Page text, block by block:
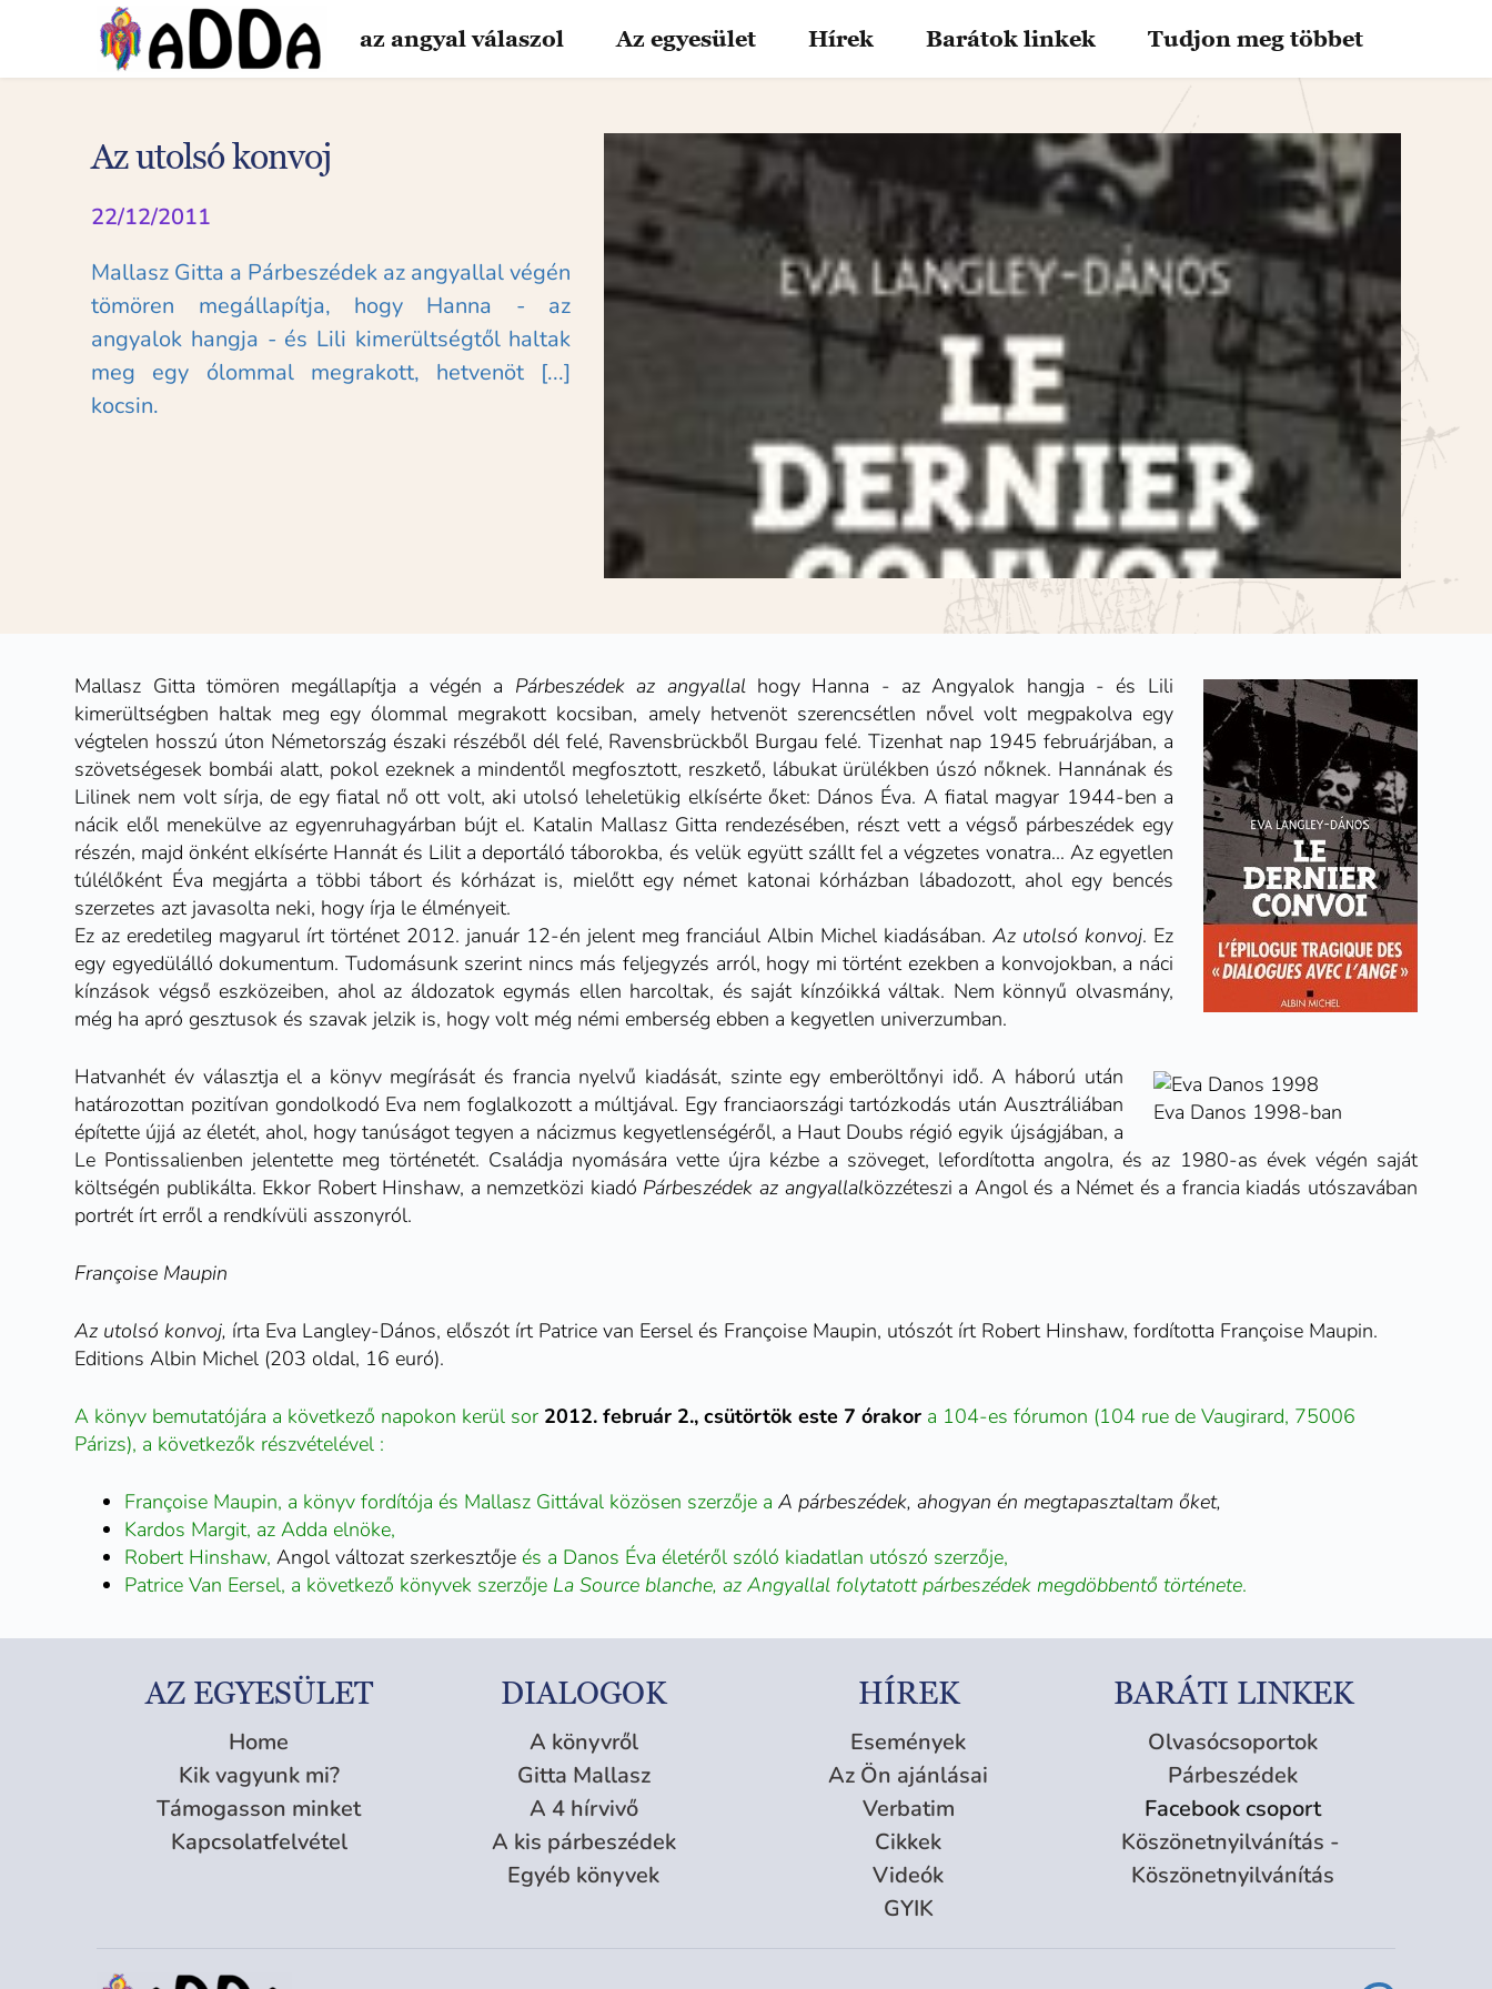
az angyal válaszol Az egyesület Hírek Barátok linkek Tudjon meg többet
Az utolsó konvoj
22/12/2011
Mallasz Gitta a Párbeszédek az angyallal végén
tömören megállapítja, hogy Hanna - az
angyalok hangja - és Lili kimerültségtől haltak
meg egy ólommal megrakott, hetvenöt [...]
kocsin.
Mallasz Gitta tömören megállapítja a végén a Párbeszédek az angyallalhogy Hanna - az Angyalok hangja - és Lili
kimerültségben haltak meg egy ólommal megrakott kocsiban, amely hetvenöt szerencsétlen nővel volt megpakolva egy
végtelen hosszú úton Németország északi részéből dél felé, Ravensbrückből Burgau felé. Tizenhat nap 1945 februárjában, a
szövetségesek bombái alatt, pokol ezeknek a mindentől megfosztott, reszkető, lábukat ürülékben úszó nőknek. Hannának és
Lilinek nem volt sírja, de egy fiatal nő ott volt, aki utolsó leheletükig elkísérte őket: Dános Éva. A fiatal magyar 1944-ben a
nácik elől menekülve az egyenruhagyárban bújt el. Katalin Mallasz Gitta rendezésében, részt vett a végső párbeszédek egy
részén, majd önként elkísérte Hannát és Lilit a deportáló táborokba, és velük együtt szállt fel a végzetes vonatra... Az egyetlen
túlélőként Éva megjárta a többi tábort és kórházat is, mielőtt egy német katonai kórházban lábadozott, ahol egy bencés
szerzetes azt javasolta neki, hogy írja le élményeit.
Ez az eredetileg magyarul írt történet 2012. január 12-én jelent meg franciául Albin Michel kiadásában. Az utolsó konvoj. Ez
egy egyedülálló dokumentum. Tudomásunk szerint nincs más feljegyzés arról, hogy mi történt ezekben a konvojokban, a náci
kínzások végső eszközeiben, ahol az áldozatok egymás ellen harcoltak, és saját kínzóikká váltak. Nem könnyű olvasmány,
még ha apró gesztusok és szavak jelzik is, hogy volt még némi emberség ebben a kegyetlen univerzumban.
Eva Danos 1998-ban
Hatvanhét év választja el a könyv megírását és francia nyelvű kiadását, szinte egy emberöltőnyi idő. A háború után
határozottan pozitívan gondolkodó Eva nem foglalkozott a múltjával. Egy franciaországi tartózkodás után Ausztráliában
építette újjá az életét, ahol, hogy tanúságot tegyen a nácizmus kegyetlenségéről, a Haut Doubs régió egyik újságjában, a
Le Pontissalienben jelentette meg történetét. Családja nyomására vette újra kézbe a szöveget, lefordította angolra, és az 1980-as évek végén saját
költségén publikálta. Ekkor Robert Hinshaw, a nemzetközi kiadó Párbeszédek az angyallalközzéteszi a Angolés a Németés a francia kiadás utószavában
portrét írt erről a rendkívüli asszonyról.
Françoise Maupin
Az utolsó konvoj, írta Eva Langley-Dános, előszót írt Patrice van Eersel és Françoise Maupin, utószót írt Robert Hinshaw, fordította Françoise Maupin.
Editions Albin Michel (203 oldal, 16 euró).
A könyv bemutatójára a következő napokon kerül sor 2012. február 2., csütörtök este 7 órakor a 104-es fórumon (104 rue de Vaugirard, 75006
Párizs), a következők részvételével :
Françoise Maupin, a könyv fordítója és Mallasz Gittával közösen szerzője aA párbeszédek, ahogyan én megtapasztaltam őket,
Kardos Margit, az Adda elnöke,
Robert Hinshaw,Angol változat szerkesztője és a Danos Éva életéről szóló kiadatlan utószó szerzője,
Patrice Van Eersel, a következő könyvek szerzője La Source blanche, az Angyallal folytatott párbeszédek megdöbbentő története.
AZ EGYESÜLET
Home
Kik vagyunk mi?
Támogasson minket
Kapcsolatfelvétel
DIALOGOK
A könyvről
Gitta Mallasz
A 4 hírvivő
A kis párbeszédek
Egyéb könyvek
HÍREK
Események
Az Ön ajánlásai
Verbatim
Cikkek
Videók
GYIK
BARÁTI LINKEK
Olvasócsoportok
Párbeszédek
Facebook csoport
Köszönetnyilvánítás -
Köszönetnyilvánítás